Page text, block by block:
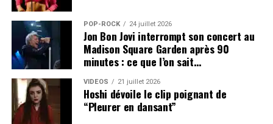
POP-ROCK 24 juillet 2026
Jon Bon Jovi interrompt son concert au
Madison Square Garden après 90
minutes : ce que l’on sait…
VIDEOS 21 juillet 2026
Hoshi dévoile le clip poignant de
“Pleurer en dansant”